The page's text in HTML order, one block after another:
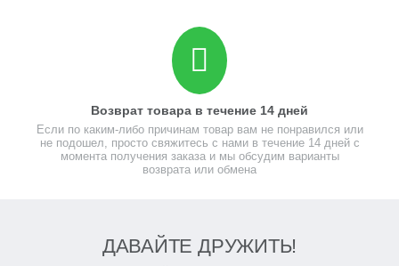
Возврат товара в течение 14 дней
Если по каким-либо причинам товар вам не понравился или
не подошел, просто свяжитесь с нами в течение 14 дней с
момента получения заказа и мы обсудим варианты
возврата или обмена
ДАВАЙТЕ ДРУЖИТЬ!